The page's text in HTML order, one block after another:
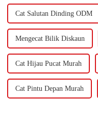
Cat Salutan Dinding ODM
Mengecat Bilik Diskaun
Cat Hijau Pucat Murah
Cat Pintu Depan Murah